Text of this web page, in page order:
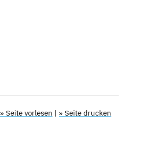
» Seite vorlesen | » Seite drucken